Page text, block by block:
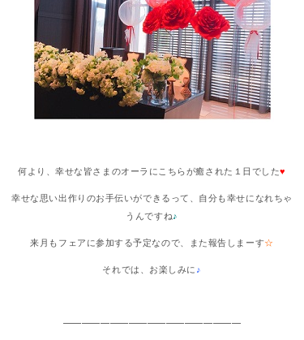
何より、幸せな皆さまのオーラにこちらが癒された１日でした♥
幸せな思い出作りのお手伝いができるって、自分も幸せになれちゃ
うんですね♪
来月もフェアに参加する予定なので、また報告しまーす☆
それでは、お楽しみに ♪
———————————————————